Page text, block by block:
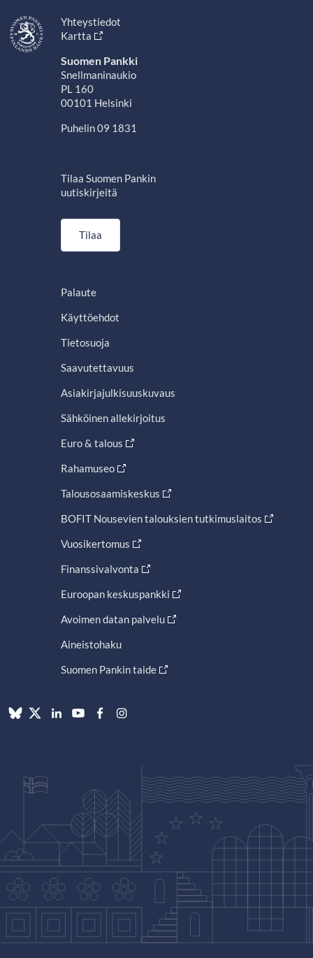
Yhteystiedot
Kartta
Suomen Pankki
Snellmaninaukio
PL 160
00101 Helsinki
Puhelin 09 1831
Tilaa Suomen Pankin
uutiskirjeitä
Tilaa
Palaute
Käyttöehdot
Tietosuoja
Saavutettavuus
Asiakirjajulkisuuskuvaus
Sähköinen allekirjoitus
Euro & talous
Rahamuseo
Talousosaamiskeskus
BOFIT Nousevien talouksien tutkimuslaitos
Vuosikertomus
Finanssivalvonta
Euroopan keskuspankki
Avoimen datan palvelu
Aineistohaku
Suomen Pankin taide